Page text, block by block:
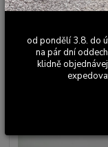
Ruční
fialová
od pondělí 3.8. do
na pár dní
klidně